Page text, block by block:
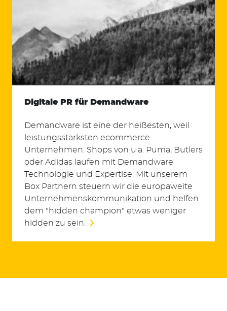
Digitale PR für Demandware
Demandware ist eine der heißesten, weil
leistungsstärksten ecommerce-
Unternehmen. Shops von u.a. Puma, Butlers
oder Adidas laufen mit Demandware
Technologie und Expertise. Mit unserem
Box Partnern steuern wir die europaweite
Unternehmenskommunikation und helfen
dem "hidden champion" etwas weniger
hidden zu sein.